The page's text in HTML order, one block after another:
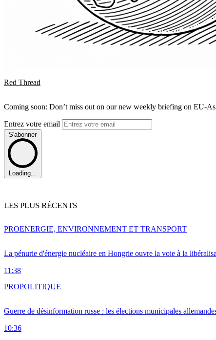
Red Thread
Coming soon: Don’t miss out on our new weekly briefing on EU-
Entrez votre email
S'abonner
Loading...
LES PLUS RÉCENTS
La pénurie d'énergie nucléaire en Hongrie ouvre la voie à la
11:38
PROENERGIE, ENVIRONNEMENT ET TRANSPORT
Guerre de désinformation russe : les élections municipales
10:36
PROPOLITIQUE